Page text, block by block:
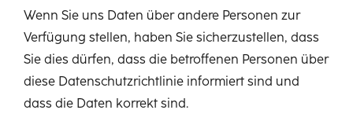
Wenn Sie uns Daten über andere Personen zur
Verfügung stellen, haben Sie sicherzustellen, dass
Sie dies dürfen, dass die betroffenen Personen über
diese Datenschutzrichtlinie informiert sind und
dass die Daten korrekt sind.